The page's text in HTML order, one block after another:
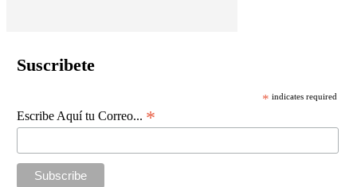
Suscribete
* indicates required
Escribe Aquí tu Correo... *